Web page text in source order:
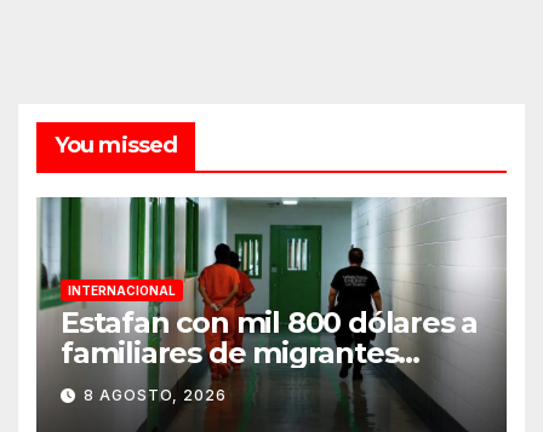
You missed
INTERNACIONAL
Estafan con mil 800 dólares a
familiares de migrantes
detenidos en Estados Unidos;
prometen liberarlos
8 AGOSTO, 2026